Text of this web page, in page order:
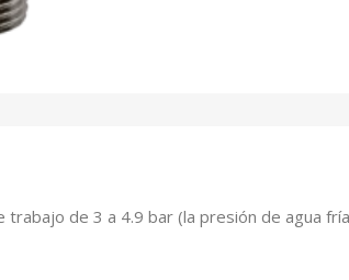
de 3 a 4.9 bar (la presión de agua